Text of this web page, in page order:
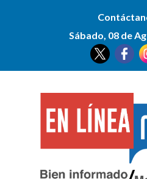
Sábado, 08 de